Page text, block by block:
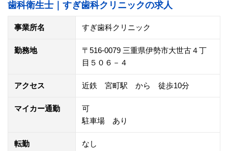
歯科衛生士｜すぎ歯科クリニックの求人
事業所名 すぎ歯科クリニック
勤務地
〒516-0079 三重県伊勢市大世古４丁
目５０６－４
アクセス 近鉄 宮町駅 から 徒歩10分
マイカー通勤
可
駐車場 あり
転勤 なし